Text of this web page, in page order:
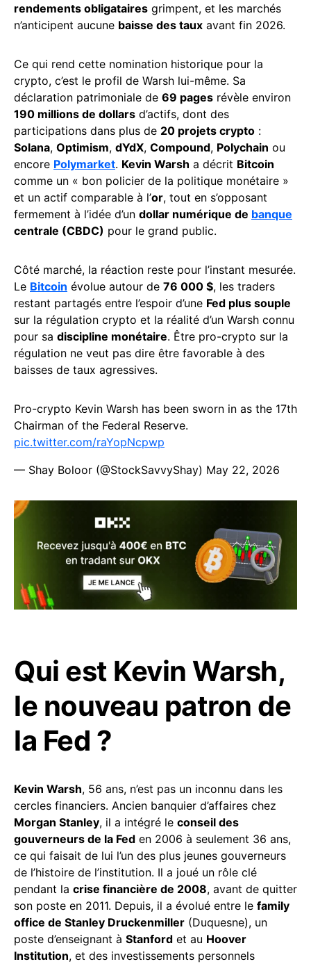
rendements obligataires grimpent, et les marchés
n’anticipent aucune baisse des taux avant fin 2026.
Ce qui rend cette nomination historique pour la
crypto, c’est le profil de Warsh lui-même. Sa
déclaration patrimoniale de 69 pages révèle environ
190 millions de dollars d’actifs, dont des
participations dans plus de 20 projets crypto :
Solana, Optimism, dYdX, Compound, Polychain ou
encore Polymarket. Kevin Warsh a décrit Bitcoin
comme un « bon policier de la politique monétaire »
et un actif comparable à l’or, tout en s’opposant
fermement à l’idée d’un dollar numérique de banque
centrale (CBDC) pour le grand public.
Côté marché, la réaction reste pour l’instant mesurée.
Le Bitcoin évolue autour de 76 000 $, les traders
restant partagés entre l’espoir d’une Fed plus souple
sur la régulation crypto et la réalité d’un Warsh connu
pour sa discipline monétaire. Être pro-crypto sur la
régulation ne veut pas dire être favorable à des
baisses de taux agressives.
Pro-crypto Kevin Warsh has been sworn in as the 17th
Chairman of the Federal Reserve.
pic.twitter.com/raYopNcpwp
— Shay Boloor (@StockSavvyShay) May 22, 2026
Qui est Kevin Warsh,
le nouveau patron de
la Fed ?
Kevin Warsh, 56 ans, n’est pas un inconnu dans les
cercles financiers. Ancien banquier d’affaires chez
Morgan Stanley, il a intégré le conseil des
gouverneurs de la Fed en 2006 à seulement 36 ans,
ce qui faisait de lui l’un des plus jeunes gouverneurs
de l’histoire de l’institution. Il a joué un rôle clé
pendant la crise financière de 2008, avant de quitter
son poste en 2011. Depuis, il a évolué entre le family
office de Stanley Druckenmiller (Duquesne), un
poste d’enseignant à Stanford et au Hoover
Institution, et des investissements personnels